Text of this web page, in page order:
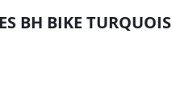
BH BIKE